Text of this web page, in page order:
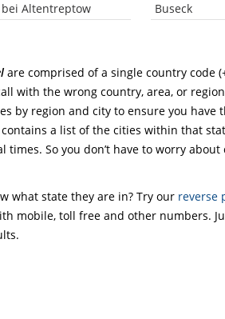
Altentreptow
Buseck
are comprised of a single country code
with the wrong country, area, or
by region and city to ensure you have
a list of the cities within that
So you don’t have to worry
what state they are in? Try our reverse
mobile, toll free and other numbers.